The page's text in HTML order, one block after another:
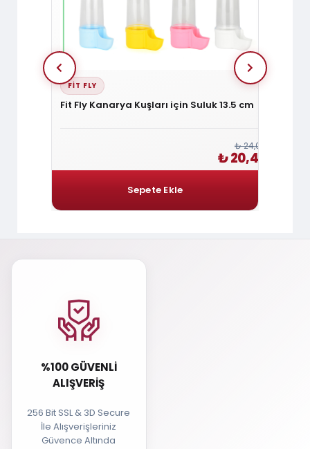
FIT FLY
Fit Fly Kanarya Kuşları için Suluk 13.5 cm
₺ 24,00
₺ 20,40
%100 GÜVENLI
ALIŞVERIŞ
256 Bit SSL & 3D Secure
İle Alışverişleriniz
Güvence Altında